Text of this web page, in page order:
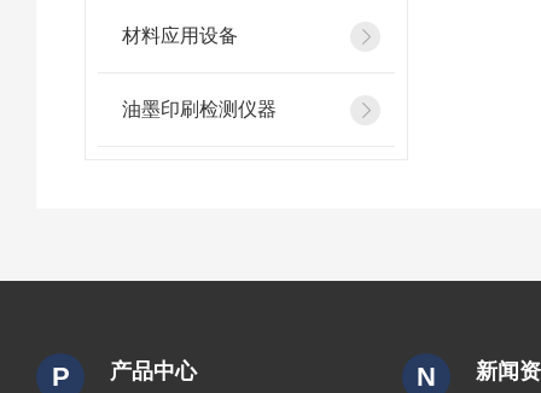
材料应用设备
油墨印刷检测仪器
P 产品中心 N 新闻